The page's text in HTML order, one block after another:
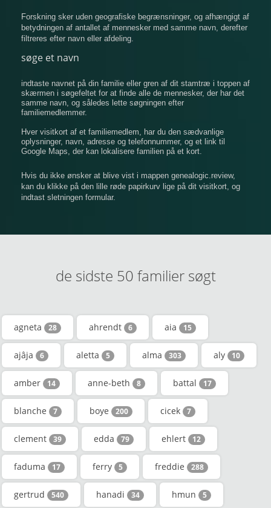
Forskning sker uden geografiske begrænsninger, og afhængigt af
betydningen af ​​antallet af mennesker med samme navn, derefter
filtreres efter navn eller afdeling.
søge et navn
indtaste navnet på din familie eller gren af ​​dit stamtræ i toppen af
​​skærmen i søgefeltet for at finde alle de mennesker, der har det
samme navn, og således lette søgningen efter
familiemedlemmer.
Hver visitkort af et familiemedlem, har du den sædvanlige
oplysninger, navn, adresse og telefonnummer, og et link til
Google Maps, der kan lokalisere familien på et kort.
Hvis du ikke ønsker at blive vist i mappen genealogic.review,
kan du klikke på den lille røde papirkurv lige på dit visitkort, og
indtast sletningen formular.
de sidste 50 familier søgt
agneta 28 ahrendt 6 aia 15
ajâja 6 aletta 5 alma 303 aly 10
amber 14 anne-beth 8 battal 17
blanche 7 boye 200 cicek 7
clement 39 edda 79 ehlert 12
faduma 17 ferry 5 freddie 288
gertrud 540 hanadi 34 hmun 5